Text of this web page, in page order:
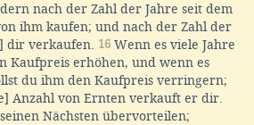
nach der Zahl der Jahre seit dem
ihm kaufen; und nach der Zahl der
dir verkaufen. 16 Wenn es viele Jahre
Kaufpreis erhöhen, und wenn es
du ihm den Kaufpreis verringern;
Anzahl von Ernten verkauft er dir.
Nächsten übervorteilen;